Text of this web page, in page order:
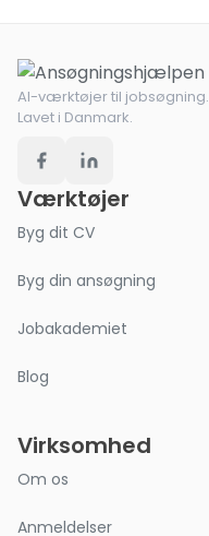
AI-værktøjer til jobsøgning.
Lavet i Danmark.
Værktøjer
Byg dit CV
Byg din ansøgning
Jobakademiet
Blog
Virksomhed
Om os
Anmeldelser